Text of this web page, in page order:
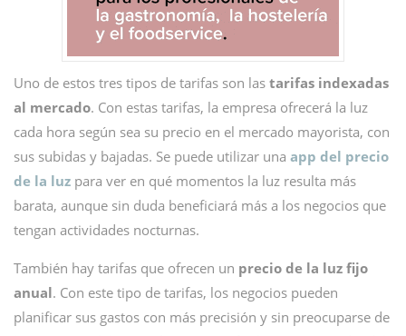
Uno de estos tres tipos de tarifas son las tarifas indexadas
al mercado. Con estas tarifas, la empresa ofrecerá la luz
cada hora según sea su precio en el mercado mayorista, con
sus subidas y bajadas. Se puede utilizar una app del precio
de la luz para ver en qué momentos la luz resulta más
barata, aunque sin duda beneficiará más a los negocios que
tengan actividades nocturnas.
También hay tarifas que ofrecen un precio de la luz fijo
anual. Con este tipo de tarifas, los negocios pueden
planificar sus gastos con más precisión y sin preocuparse de